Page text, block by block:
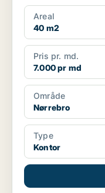
Areal
40 m2
Pris pr. md.
7.000 pr md
Område
Nørrebro
Type
Kontor